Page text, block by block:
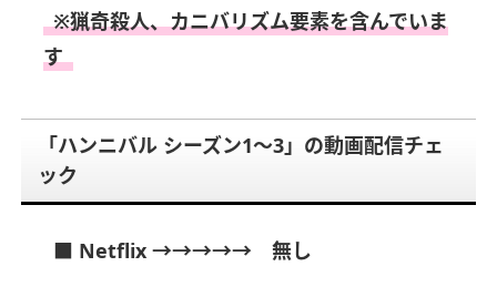
※猟奇殺人、カニバリズム要素を含んでいま
す
「ハンニバル シーズン1～3」の動画配信チェ
ック
■ Netflix →→→→→ 無し